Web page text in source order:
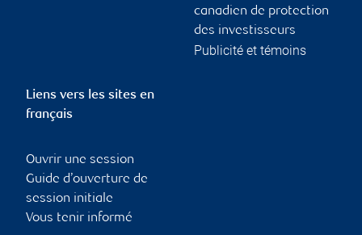
canadien de protection
des investisseurs
Publicité et témoins
Liens vers les sites en
français
Ouvrir une session
Guide d’ouverture de
session initiale
Vous tenir informé